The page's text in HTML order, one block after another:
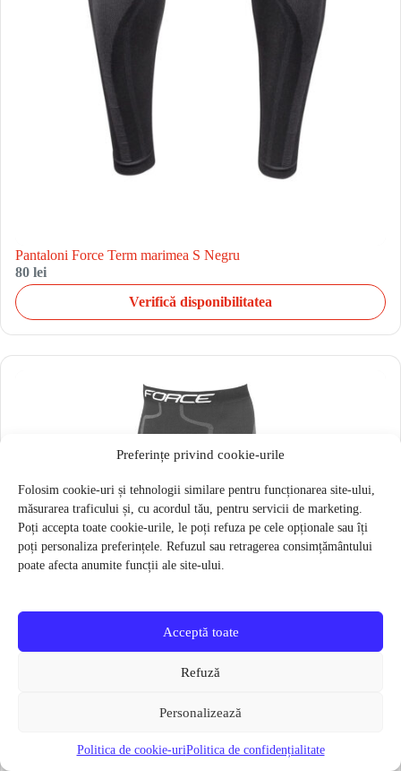
Preferințe privind cookie-urile
Folosim cookie-uri și tehnologii similare pentru funcționarea site-ului,
măsurarea traficului și, cu acordul tău, pentru servicii de marketing.
Poți accepta toate cookie-urile, le poți refuza pe cele opționale sau îți
poți personaliza preferințele. Refuzul sau retragerea consimțământului
poate afecta anumite funcții ale site-ului.
Acceptă toate
Refuză
Personalizează
Politica de cookie-uriPolitica de confidențialitate
Pantaloni Force Term marimea S Negru
80 lei
Verifică disponibilitatea
Pantaloni functionali Force Frost marime L-XL Negru